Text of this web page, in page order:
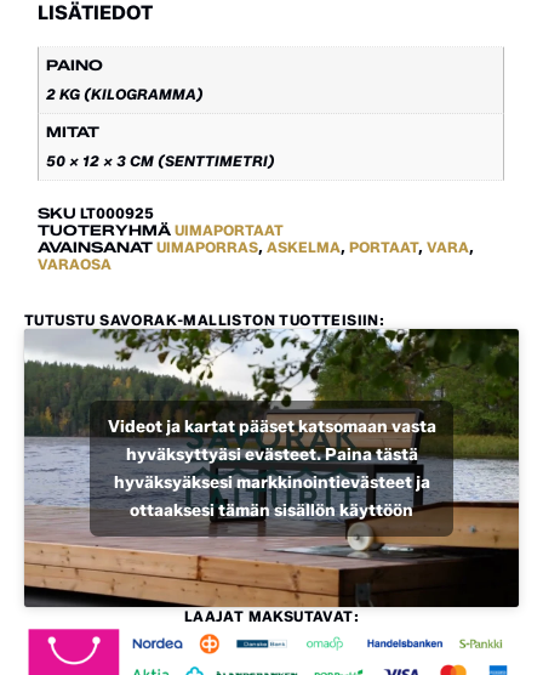
TUTUSTU SAVORAK-MALLISTON TUOTTEISIIN:
Videot ja kartat pääset katsomaan vasta
hyväksyttyäsi evästeet. Paina tästä
hyväksyäksesi markkinointievästeet ja
ottaaksesi tämän sisällön käyttöön
LAAJAT MAKSUTAVAT:
LISÄTIEDOT
PAINO
2 KG (KILOGRAMMA)
MITAT
50 × 12 × 3 CM (SENTTIMETRI)
SKULT000925
TUOTERYHMÄ UIMAPORTAAT
AVAINSANAT UIMAPORRAS,ASKELMA,PORTAAT,VARA,
VARAOSA